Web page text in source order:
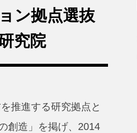
ン拠点選抜
究院
推進する研究拠点と
創造」を掲げ、2014